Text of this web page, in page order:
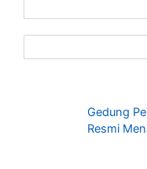
Gedung
Resmi